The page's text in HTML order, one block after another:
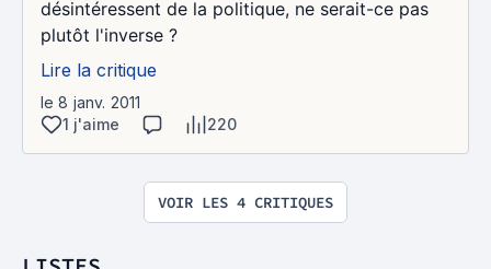
désintéressent de la politique, ne serait-ce pas
plutôt l'inverse ?
Lire la critique
le 8 janv. 2011
1 j'aime
220
VOIR LES 4 CRITIQUES